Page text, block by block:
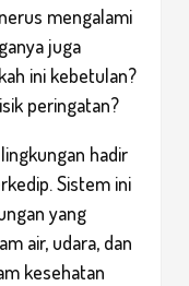
mengalami
juga
ini kebetulan?
peringatan?
hadir
Sistem ini
yang
air, udara, dan
kesehatan